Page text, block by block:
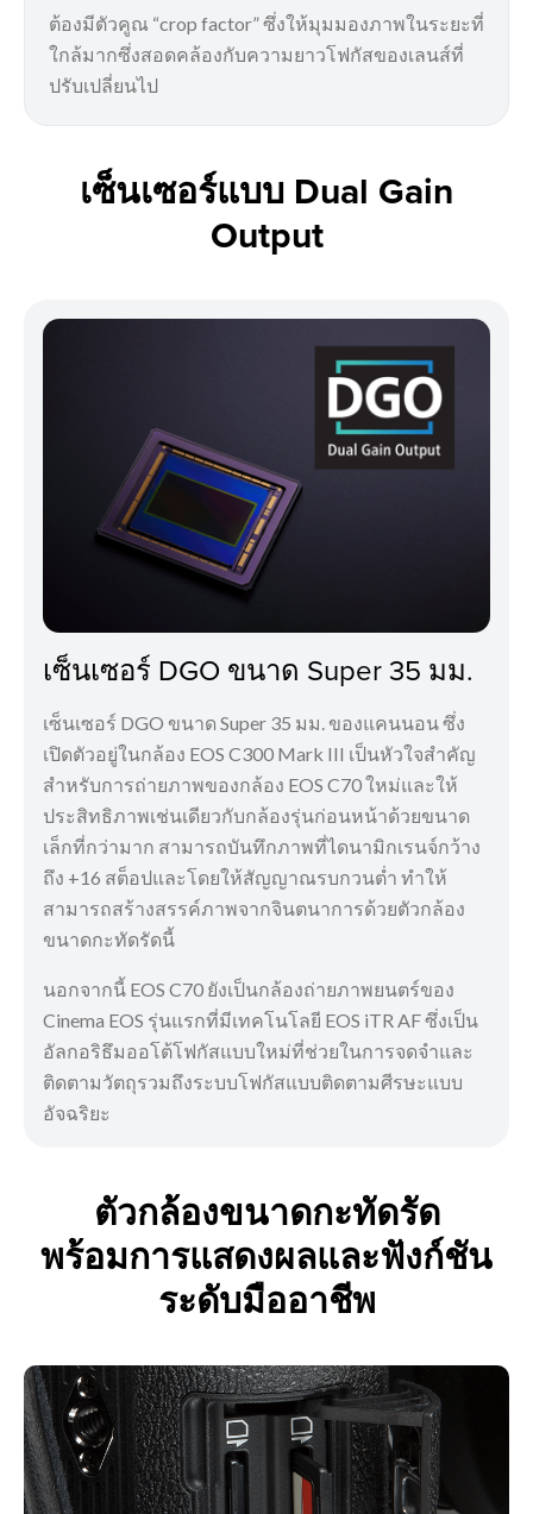
ต้องมีตัวคูณ “crop factor” ซึ่งให้มุมมองภาพในระยะที่
ใกล้มากซึ่งสอดคล้องกับความยาวโฟกัสของเลนส์ที่
ปรับเปลี่ยนไป
เซ็นเซอร์แบบ Dual Gain
Output
เซ็นเซอร์ DGO ขนาด Super 35 มม.
เซ็นเซอร์ DGO ขนาด Super 35 มม. ของแคนนอน ซึ่ง
เปิดตัวอยู่ในกล้อง EOS C300 Mark III เป็นหัวใจสำคัญ
สำหรับการถ่ายภาพของกล้อง EOS C70 ใหม่และให้
ประสิทธิภาพเช่นเดียวกับกล้องรุ่นก่อนหน้าด้วยขนาด
เล็กที่กว่ามาก สามารถบันทึกภาพที่ไดนามิกเรนจ์กว้าง
ถึง +16 สต็อปและโดยให้สัญญาณรบกวนต่ำ ทำให้
สามารถสร้างสรรค์ภาพจากจินตนาการด้วยตัวกล้อง
ขนาดกะทัดรัดนี้
นอกจากนี้ EOS C70 ยังเป็นกล้องถ่ายภาพยนตร์ของ
Cinema EOS รุ่นแรกที่มีเทคโนโลยี EOS iTR AF ซึ่งเป็น
อัลกอริธึมออโต้โฟกัสแบบใหม่ที่ช่วยในการจดจำและ
ติดตามวัตถุรวมถึงระบบโฟกัสแบบติดตามศีรษะแบบ
อัจฉริยะ
ตัวกล้องขนาดกะทัดรัด
พร้อมการแสดงผลและฟังก์ชัน
ระดับมืออาชีพ